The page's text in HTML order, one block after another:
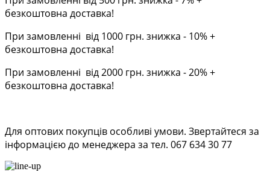
безкоштовна доставка!
При замовленні від 1000 грн. знижка - 10% +
безкоштовна доставка!
При замовленні від 2000 грн. знижка - 20% +
безкоштовна доставка!
Для оптових покупців особливі умови. Звертайтеся за
інформацією до менеджера за тел. 067 634 30 77